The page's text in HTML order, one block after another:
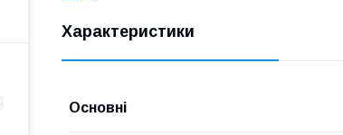
Характеристики
Основні